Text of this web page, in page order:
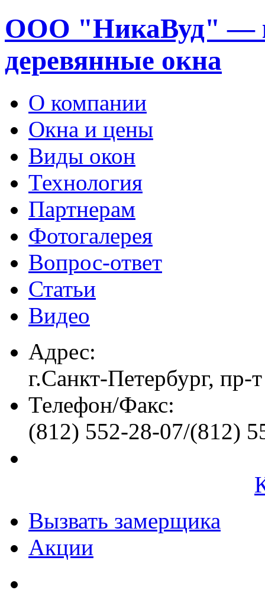
ООО "НикаВуд" —
деревянные окна
О компании
Окна и цены
Виды окон
Технология
Партнерам
Фотогалерея
Вопрос-ответ
Статьи
Видео
Адрес:
г.Санкт-Петербург, пр-
Телефон/Факс:
(812) 552-28-07/(812)
Вызвать замерщика
Акции